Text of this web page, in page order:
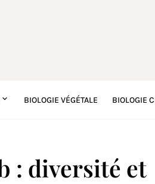
BIOLOGIE VÉGÉTALE BIOLOGIE
: diversité et